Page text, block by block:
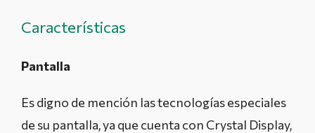
Características
Pantalla
Es digno de mención las tecnologías especiales
de su pantalla, ya que cuenta con Crystal Display,